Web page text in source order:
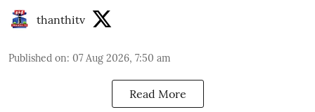
thanthitv
Published on: 07 Aug 2026, 7:50 am
Read More